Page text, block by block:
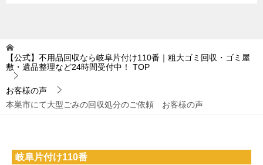
【公式】不用品回収なら岐阜片付け110番｜粗大ゴミ回収・ゴミ屋
敷・遺品整理など24時間受付中！
TOP
お客様の声
本巣市にて大型ごみの回収処分のご依頼 お客様の声
岐阜片付け110番